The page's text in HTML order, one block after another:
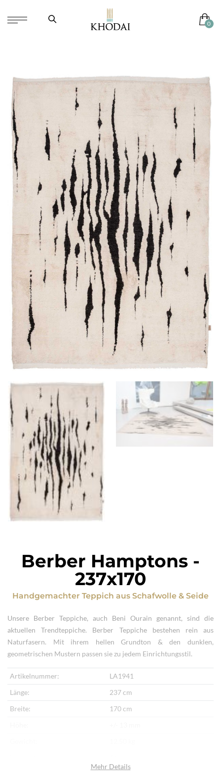
Berber Hamptons -
237x170
Handgemachter Teppich aus Schafwolle & Seide
Unsere Berber Teppiche, auch Beni Ourain genannt, sind die
aktuellen Trendteppiche. Berber Teppiche bestehen rein aus
Naturfasern. Mit ihrem hellen Grundton & den dunklen,
geometrischen Mustern passen sie zu jedem Einrichtungsstil.
Artikelnummer:
LA1941
Länge:
237 cm
Breite:
170 cm
Mehr Details